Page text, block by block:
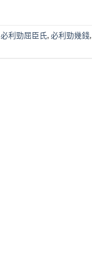
必利勁屈臣氏,必利勁幾錢,